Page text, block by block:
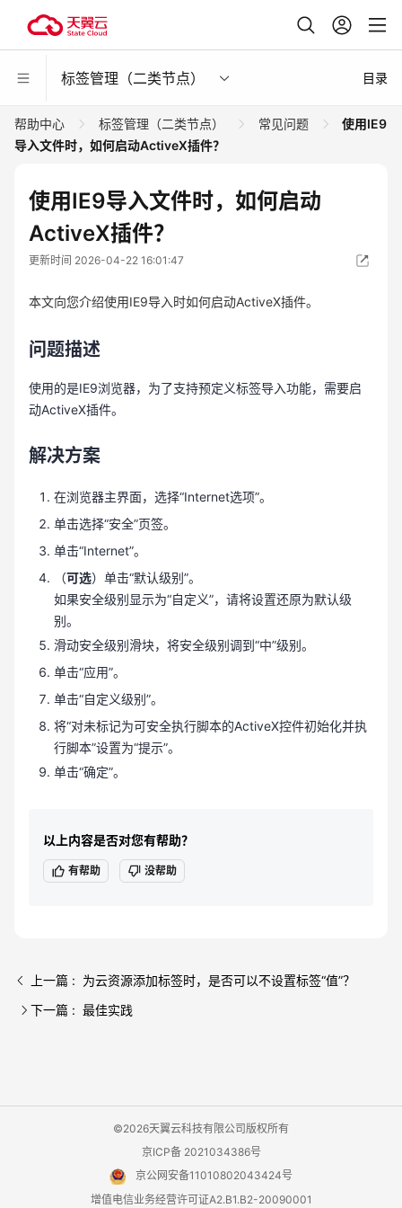
标签管理（二类节点） 目录
帮助中心 标签管理（二类节点） 常见问题
使用IE9
导入文件时，如何启动ActiveX插件？
使用IE9导入文件时，如何启动
ActiveX插件？
更新时间 2026-04-22 16:01:47
本文向您介绍使用IE9导入时如何启动ActiveX插件。
问题描述
使用的是IE9浏览器，为了支持预定义标签导入功能，需要启
动ActiveX插件。
解决方案
在浏览器主界面，选择“Internet选项”。
单击选择“安全”页签。
单击“Internet”。
（可选）单击“默认级别”。
如果安全级别显示为“自定义”，请将设置还原为默认级
别。
滑动安全级别滑块，将安全级别调到“中”级别。
单击“应用”。
单击“自定义级别”。
将“对未标记为可安全执行脚本的ActiveX控件初始化并执
行脚本”设置为“提示”。
单击“确定”。
以上内容是否对您有帮助？
有帮助 没帮助
上一篇 : 为云资源添加标签时，是否可以不设置标签“值”？
下一篇 : 最佳实践
©2026天翼云科技有限公司版权所有
京ICP备 2021034386号
京公网安备11010802043424号
增值电信业务经营许可证A2.B1.B2-20090001